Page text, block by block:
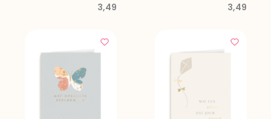
3,49 3,49